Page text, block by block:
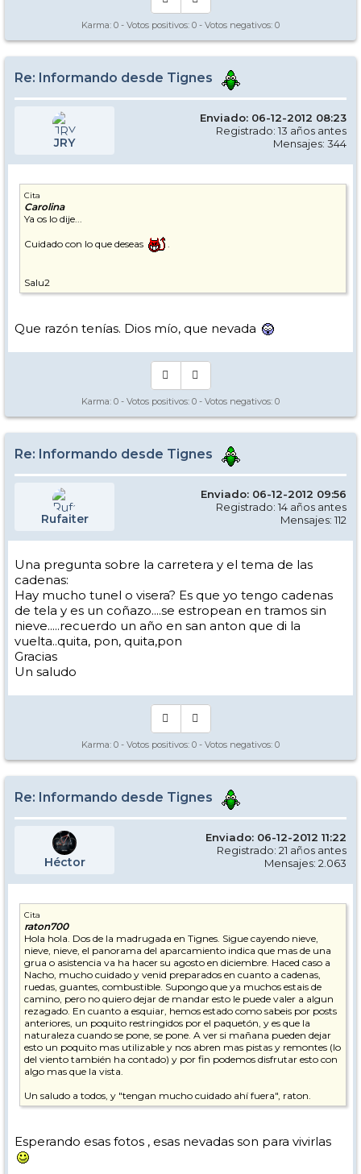
Karma: 0 - Votos positivos: 0 - Votos negativos: 0
Re: Informando desde Tignes
JRY
Enviado: 06-12-2012 08:23
Registrado: 13 años antes
Mensajes: 344
Cita
Carolina
Ya os lo dije...
Cuidado con lo que deseas
Salu2
Que razón tenías. Dios mío, que nevada
Karma: 0 - Votos positivos: 0 - Votos negativos: 0
Re: Informando desde Tignes
Rufaiter
Enviado: 06-12-2012 09:56
Registrado: 14 años antes
Mensajes: 112
Una pregunta sobre la carretera y el tema de las
cadenas:
Hay mucho tunel o visera? Es que yo tengo cadenas
de tela y es un coñazo....se estropean en tramos sin
nieve.....recuerdo un año en san anton que di la
vuelta..quita, pon, quita,pon
Gracias
Un saludo
Karma: 0 - Votos positivos: 0 - Votos negativos: 0
Re: Informando desde Tignes
Héctor
Enviado: 06-12-2012 11:22
Registrado: 21 años antes
Mensajes: 2.063
Cita
raton700
Hola hola. Dos de la madrugada en Tignes. Sigue cayendo nieve,
nieve, nieve, el panorama del aparcamiento indica que mas de una
grua o asistencia va ha hacer su agosto en diciembre. Haced caso a
Nacho, mucho cuidado y venid preparados en cuanto a cadenas,
ruedas, guantes, combustible. Supongo que ya muchos estais de
camino, pero no quiero dejar de mandar esto le puede valer a algun
rezagado. En cuanto a esquiar, hemos estado como sabeis por posts
anteriores, un poquito restringidos por el paquetón, y es que la
naturaleza cuando se pone, se pone. A ver si mañana pueden dejar
esto un poquito mas utilizable y nos abren mas pistas y remontes (lo
del viento también ha contado) y por fin podemos disfrutar esto con
algo mas que la vista.
Un saludo a todos, y "tengan mucho cuidado ahí fuera", raton.
apartamento. No se si son de pista o de carreteras, pero es señal de
que intentan que todo esté "habitable", al menos esa es mi
Esperando esas fotos , esas nevadas son para vivirlas